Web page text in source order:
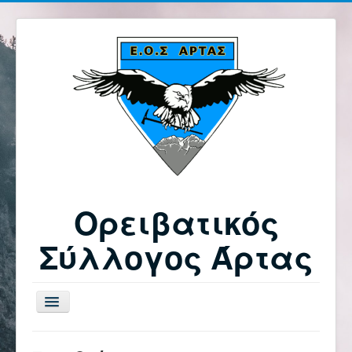
Ορειβατικός
Σύλλογος Άρτας
Εναλλαγή
πλοήγησης